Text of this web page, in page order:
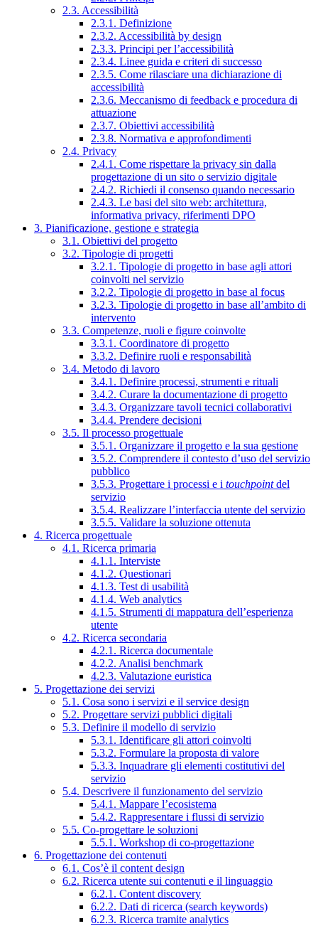
2.3. Accessibilità
2.3.1. Definizione
2.3.2. Accessibilità by design
2.3.3. Principi per l’accessibilità
2.3.4. Linee guida e criteri di successo
2.3.5. Come rilasciare una dichiarazione di
accessibilità
2.3.6. Meccanismo di feedback e procedura di
attuazione
2.3.7. Obiettivi accessibilità
2.3.8. Normativa e approfondimenti
2.4. Privacy
2.4.1. Come rispettare la privacy sin dalla
progettazione di un sito o servizio digitale
2.4.2. Richiedi il consenso quando necessario
2.4.3. Le basi del sito web: architettura,
informativa privacy, riferimenti DPO
3. Pianificazione, gestione e strategia
3.1. Obiettivi del progetto
3.2. Tipologie di progetti
3.2.1. Tipologie di progetto in base agli attori
coinvolti nel servizio
3.2.2. Tipologie di progetto in base al focus
3.2.3. Tipologie di progetto in base all’ambito di
intervento
3.3. Competenze, ruoli e figure coinvolte
3.3.1. Coordinatore di progetto
3.3.2. Definire ruoli e responsabilità
3.4. Metodo di lavoro
3.4.1. Definire processi, strumenti e rituali
3.4.2. Curare la documentazione di progetto
3.4.3. Organizzare tavoli tecnici collaborativi
3.4.4. Prendere decisioni
3.5. Il processo progettuale
3.5.1. Organizzare il progetto e la sua gestione
3.5.2. Comprendere il contesto d’uso del servizio
pubblico
3.5.3. Progettare i processi e i touchpointdel
servizio
3.5.4. Realizzare l’interfaccia utente del servizio
3.5.5. Validare la soluzione ottenuta
4. Ricerca progettuale
4.1. Ricerca primaria
4.1.1. Interviste
4.1.2. Questionari
4.1.3. Test di usabilità
4.1.4. Web analytics
4.1.5. Strumenti di mappatura dell’esperienza
utente
4.2. Ricerca secondaria
4.2.1. Ricerca documentale
4.2.2. Analisi benchmark
4.2.3. Valutazione euristica
5. Progettazione dei servizi
5.1. Cosa sono i servizi e il service design
5.2. Progettare servizi pubblici digitali
5.3. Definire il modello di servizio
5.3.1. Identificare gli attori coinvolti
5.3.2. Formulare la proposta di valore
5.3.3. Inquadrare gli elementi costitutivi del
servizio
5.4. Descrivere il funzionamento del servizio
5.4.1. Mappare l’ecosistema
5.4.2. Rappresentare i flussi di servizio
5.5. Co-progettare le soluzioni
5.5.1. Workshop di co-progettazione
6. Progettazione dei contenuti
6.1. Cos’è il content design
6.2. Ricerca utente sui contenuti e il linguaggio
6.2.1. Content discovery
6.2.2. Dati di ricerca (search keywords)
6.2.3. Ricerca tramite analytics